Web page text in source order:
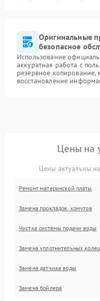
Оригинальные
безопасное
Использование
аккуратная работа с
резервное копирование,
восстановление
Цены на
Цены актуальны
Ремонт материнской платы
Замена прокладок, хомутов
Чистка системы подачи воды
Замена уплотнительных колец
Замена датчика воды
Замена бойлера